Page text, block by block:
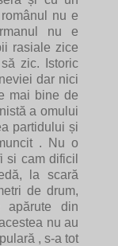
nu e
nu e
rasiale zice
zic. Istoric
dar nici
mai bine de
a omului
partidului și
. Nu o
si cam dificil
la scară
de drum,
apărute din
nu au
, s-a tot